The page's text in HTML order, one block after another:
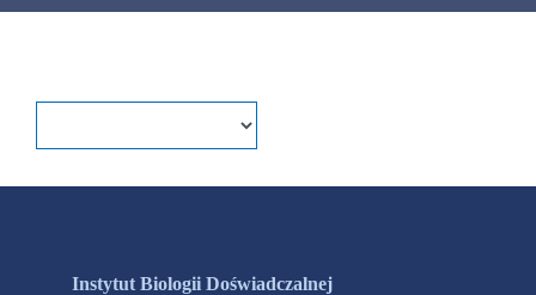
Instytut Biologii Doświadczalnej